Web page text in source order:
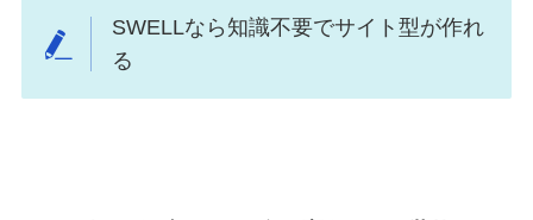
SWELLなら知識不要でサイト型が作れ
る